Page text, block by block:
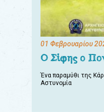
01 Φεβρουαρίου
Ο Σίφης ο
Ένα παραμύθι της
Αστυνομία